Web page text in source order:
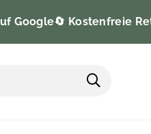
Google🔄 Kostenfreie